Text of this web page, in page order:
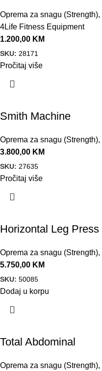
Oprema za snagu (Strength),
4Life Fitness Equipment
1.200,00 KM
SKU: 28171
Pročitaj više
Smith Machine
Oprema za snagu (Strength),
3.800,00 KM
SKU: 27635
Pročitaj više
Horizontal Leg Press
Oprema za snagu (Strength),
5.750,00 KM
SKU: 50085
Dodaj u korpu
Total Abdominal
Oprema za snagu (Strength),